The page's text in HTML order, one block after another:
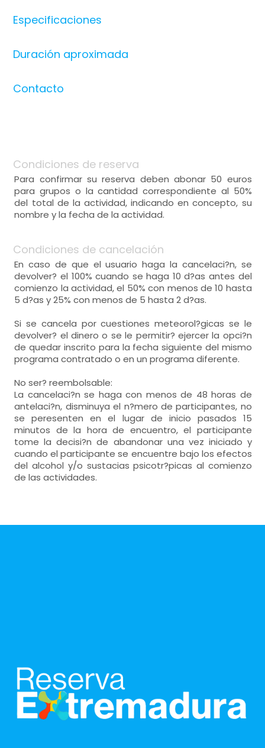
Especificaciones
Duración aproximada
Contacto
Condiciones de reserva
Para confirmar su reserva deben abonar 50 euros
para grupos o la cantidad correspondiente al 50%
del total de la actividad, indicando en concepto, su
nombre y la fecha de la actividad.
Condiciones de cancelación
En caso de que el usuario haga la cancelaci?n, se
devolver? el 100% cuando se haga 10 d?as antes del
comienzo la actividad, el 50% con menos de 10 hasta
5 d?as y 25% con menos de 5 hasta 2 d?as.
Si se cancela por cuestiones meteorol?gicas se le
devolver? el dinero o se le permitir? ejercer la opci?n
de quedar inscrito para la fecha siguiente del mismo
programa contratado o en un programa diferente.
No ser? reembolsable:
La cancelaci?n se haga con menos de 48 horas de
antelaci?n, disminuya el n?mero de participantes, no
se peresenten en el lugar de inicio pasados 15
minutos de la hora de encuentro, el participante
tome la decisi?n de abandonar una vez iniciado y
cuando el participante se encuentre bajo los efectos
del alcohol y/o sustacias psicotr?picas al comienzo
de las actividades.